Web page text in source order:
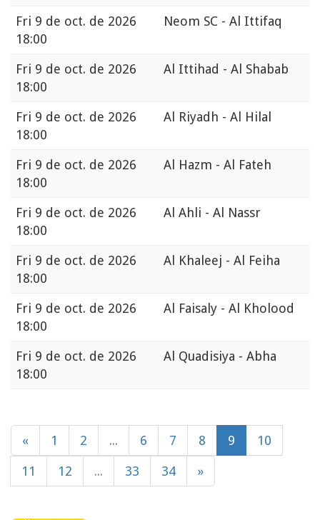
Fri 9 de oct. de 2026
18:00
Neom SC - Al Ittifaq
Fri 9 de oct. de 2026
18:00
Al Ittihad - Al Shabab
Fri 9 de oct. de 2026
18:00
Al Riyadh - Al Hilal
Fri 9 de oct. de 2026
18:00
Al Hazm - Al Fateh
Fri 9 de oct. de 2026
18:00
Al Ahli - Al Nassr
Fri 9 de oct. de 2026
18:00
Al Khaleej - Al Feiha
Fri 9 de oct. de 2026
18:00
Al Faisaly - Al Kholood
Fri 9 de oct. de 2026
18:00
Al Quadisiya - Abha
« 1 2 ... 6 7 8 9 10
11 12 ... 33 34 »